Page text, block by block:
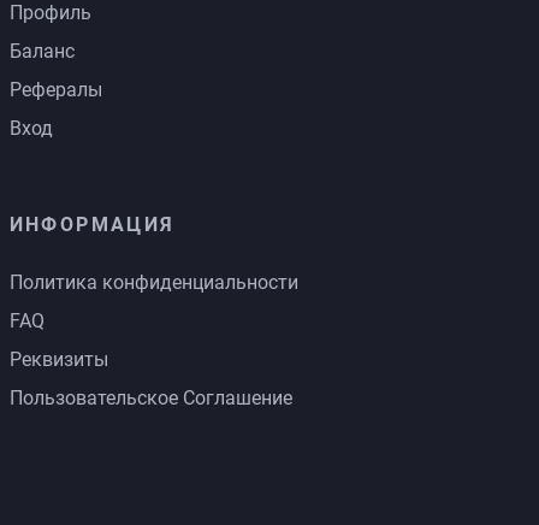
Профиль
Баланс
Рефералы
Вход
ИНФОРМАЦИЯ
Политика конфиденциальности
FAQ
Реквизиты
Пользовательское Соглашение